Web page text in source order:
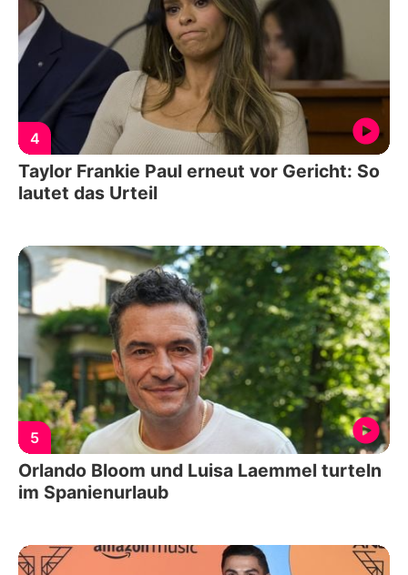
4
Taylor Frankie Paul erneut vor Gericht: So
lautet das Urteil
5
Orlando Bloom und Luisa Laemmel turteln
im Spanienurlaub